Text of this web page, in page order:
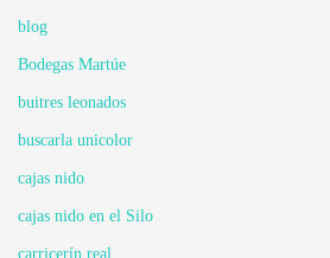
blog
Bodegas Martúe
buitres leonados
buscarla unicolor
cajas nido
cajas nido en el Silo
carricerín real